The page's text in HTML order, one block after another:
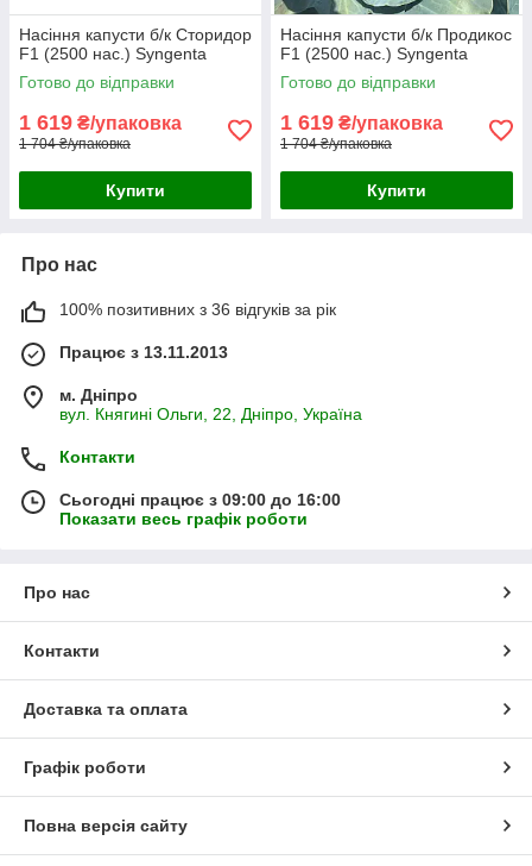
Насіння капусти б/к Сторидор
F1 (2500 нас.) Syngenta
Готово до відправки
1 619 ₴/упаковка
1 704 ₴/упаковка
Купити
Насіння капусти б/к Продикос
F1 (2500 нас.) Syngenta
Готово до відправки
1 619 ₴/упаковка
1 704 ₴/упаковка
Купити
Про нас
100% позитивних з 36 відгуків за рік
Працює з 13.11.2013
м. Дніпро
вул. Княгині Ольги, 22, Дніпро, Україна
Контакти
Сьогодні працює з 09:00 до 16:00
Показати весь графік роботи
Про нас
Контакти
Доставка та оплата
Графік роботи
Повна версія сайту